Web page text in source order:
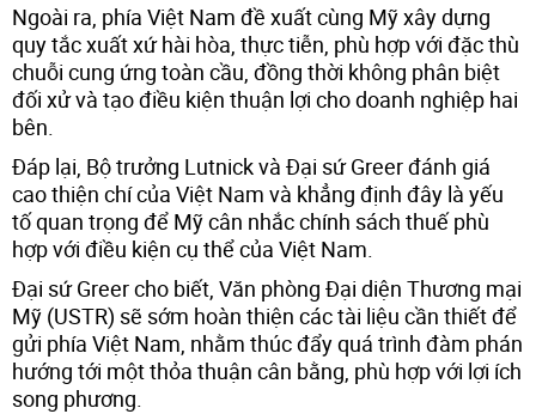
Ngoài ra, phía Việt Nam đề xuất cùng Mỹ xây dựng
quy tắc xuất xứ hài hòa, thực tiễn, phù hợp với đặc thù
chuỗi cung ứng toàn cầu, đồng thời không phân biệt
đối xử và tạo điều kiện thuận lợi cho doanh nghiệp hai
bên.
Đáp lại, Bộ trưởng Lutnick và Đại sứ Greer đánh giá
cao thiện chí của Việt Nam và khẳng định đây là yếu
tố quan trọng để Mỹ cân nhắc chính sách thuế phù
hợp với điều kiện cụ thể của Việt Nam.
Đại sứ Greer cho biết, Văn phòng Đại diện Thương mại
Mỹ (USTR) sẽ sớm hoàn thiện các tài liệu cần thiết để
gửi phía Việt Nam, nhằm thúc đẩy quá trình đàm phán
hướng tới một thỏa thuận cân bằng, phù hợp với lợi ích
song phương.